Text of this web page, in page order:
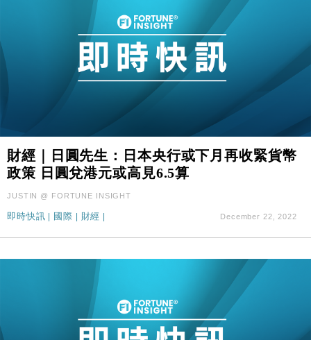
財經｜日圓先生：日本央行或下月再收緊貨幣
政策 日圓兌港元或高見6.5算
JUSTIN @ FORTUNE INSIGHT
即時快訊 國際 財經 December 22, 2022